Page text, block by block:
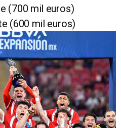
(700 mil euros)
(600 mil euros)